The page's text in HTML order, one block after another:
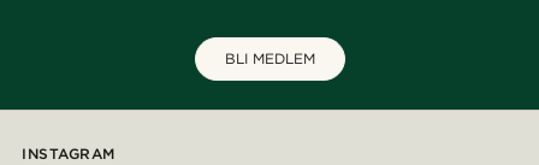
BLI MEDLEM
INSTAGRAM